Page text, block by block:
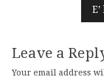
Leave a
Your email address